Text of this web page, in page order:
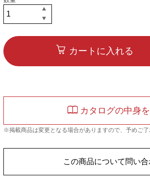
カートに入れる
カタログの中身
※掲載商品は変更となる場合がありますので、予めご了
この商品について問い合